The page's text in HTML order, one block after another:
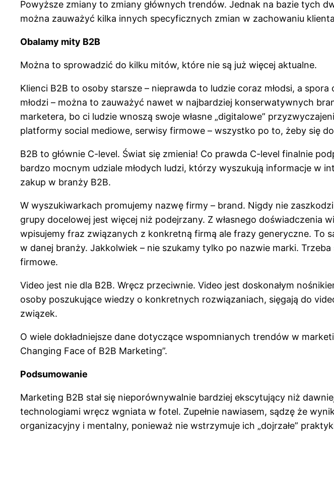
Powyższe zmiany to zmiany głównych trendów. Jednak na bazie tych
można zauważyć kilka innych specyficznych zmian w zachowaniu
Obalamy mity B2B
Można to sprowadzić do kilku mitów, które nie są już więcej aktualne.
Klienci B2B to osoby starsze – nieprawda to ludzie coraz młodsi, a
młodzi – można to zauważyć nawet w najbardziej konserwatywnych
marketera, bo ci ludzie wnoszą swoje własne „digitalowe”
platformy social mediowe, serwisy firmowe – wszystko po to, żeby się
B2B to głównie C-level. Świat się zmienia! Co prawda C-level finalnie
bardzo mocnym udziale młodych ludzi, którzy wyszukują informacje w
zakup w branży B2B.
W wyszukiwarkach promujemy nazwę firmy – brand. Nigdy nie
grupy docelowej jest więcej niż podejrzany. Z własnego doświadczenia
wpisujemy fraz związanych z konkretną firmą ale frazy generyczne. To
w danej branży. Jakkolwiek – nie szukamy tylko po nazwie marki.
firmowe.
Video jest nie dla B2B. Wręcz przeciwnie. Video jest doskonałym
osoby poszukujące wiedzy o konkretnych rozwiązaniach, sięgają do
związek.
O wiele dokładniejsze dane dotyczące wspomnianych trendów w
Changing Face of B2B Marketing”.
Podsumowanie
Marketing B2B stał się nieporównywalnie bardziej ekscytujący niż
technologiami wręcz wgniata w fotel. Zupełnie nawiasem, sądzę że
organizacyjny i mentalny, ponieważ nie wstrzymuje ich „dojrzałe”